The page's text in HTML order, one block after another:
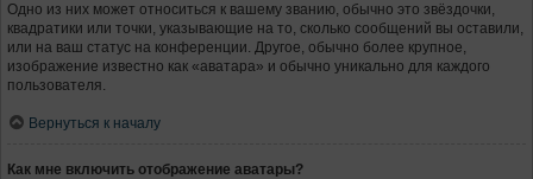
Одно из них может относиться к вашему званию, обычно это звёздочки,
квадратики или точки, указывающие на то, сколько сообщений вы оставили,
или на ваш статус на конференции. Другое, обычно более крупное,
изображение известно как «аватара» и обычно уникально для каждого
пользователя.
Вернуться к началу
Как мне включить отображение аватары?